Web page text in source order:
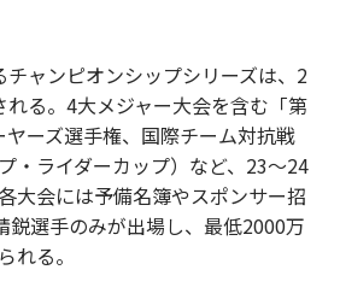
ャンピオンシップシリーズは、2
れる。4大メジャー大会を含む「第
ーズ選手権、国際チーム対抗戦
・ライダーカップ）など、23～24
大会には予備名簿やスポンサー招
鋭選手のみが出場し、最低2000万
れる。